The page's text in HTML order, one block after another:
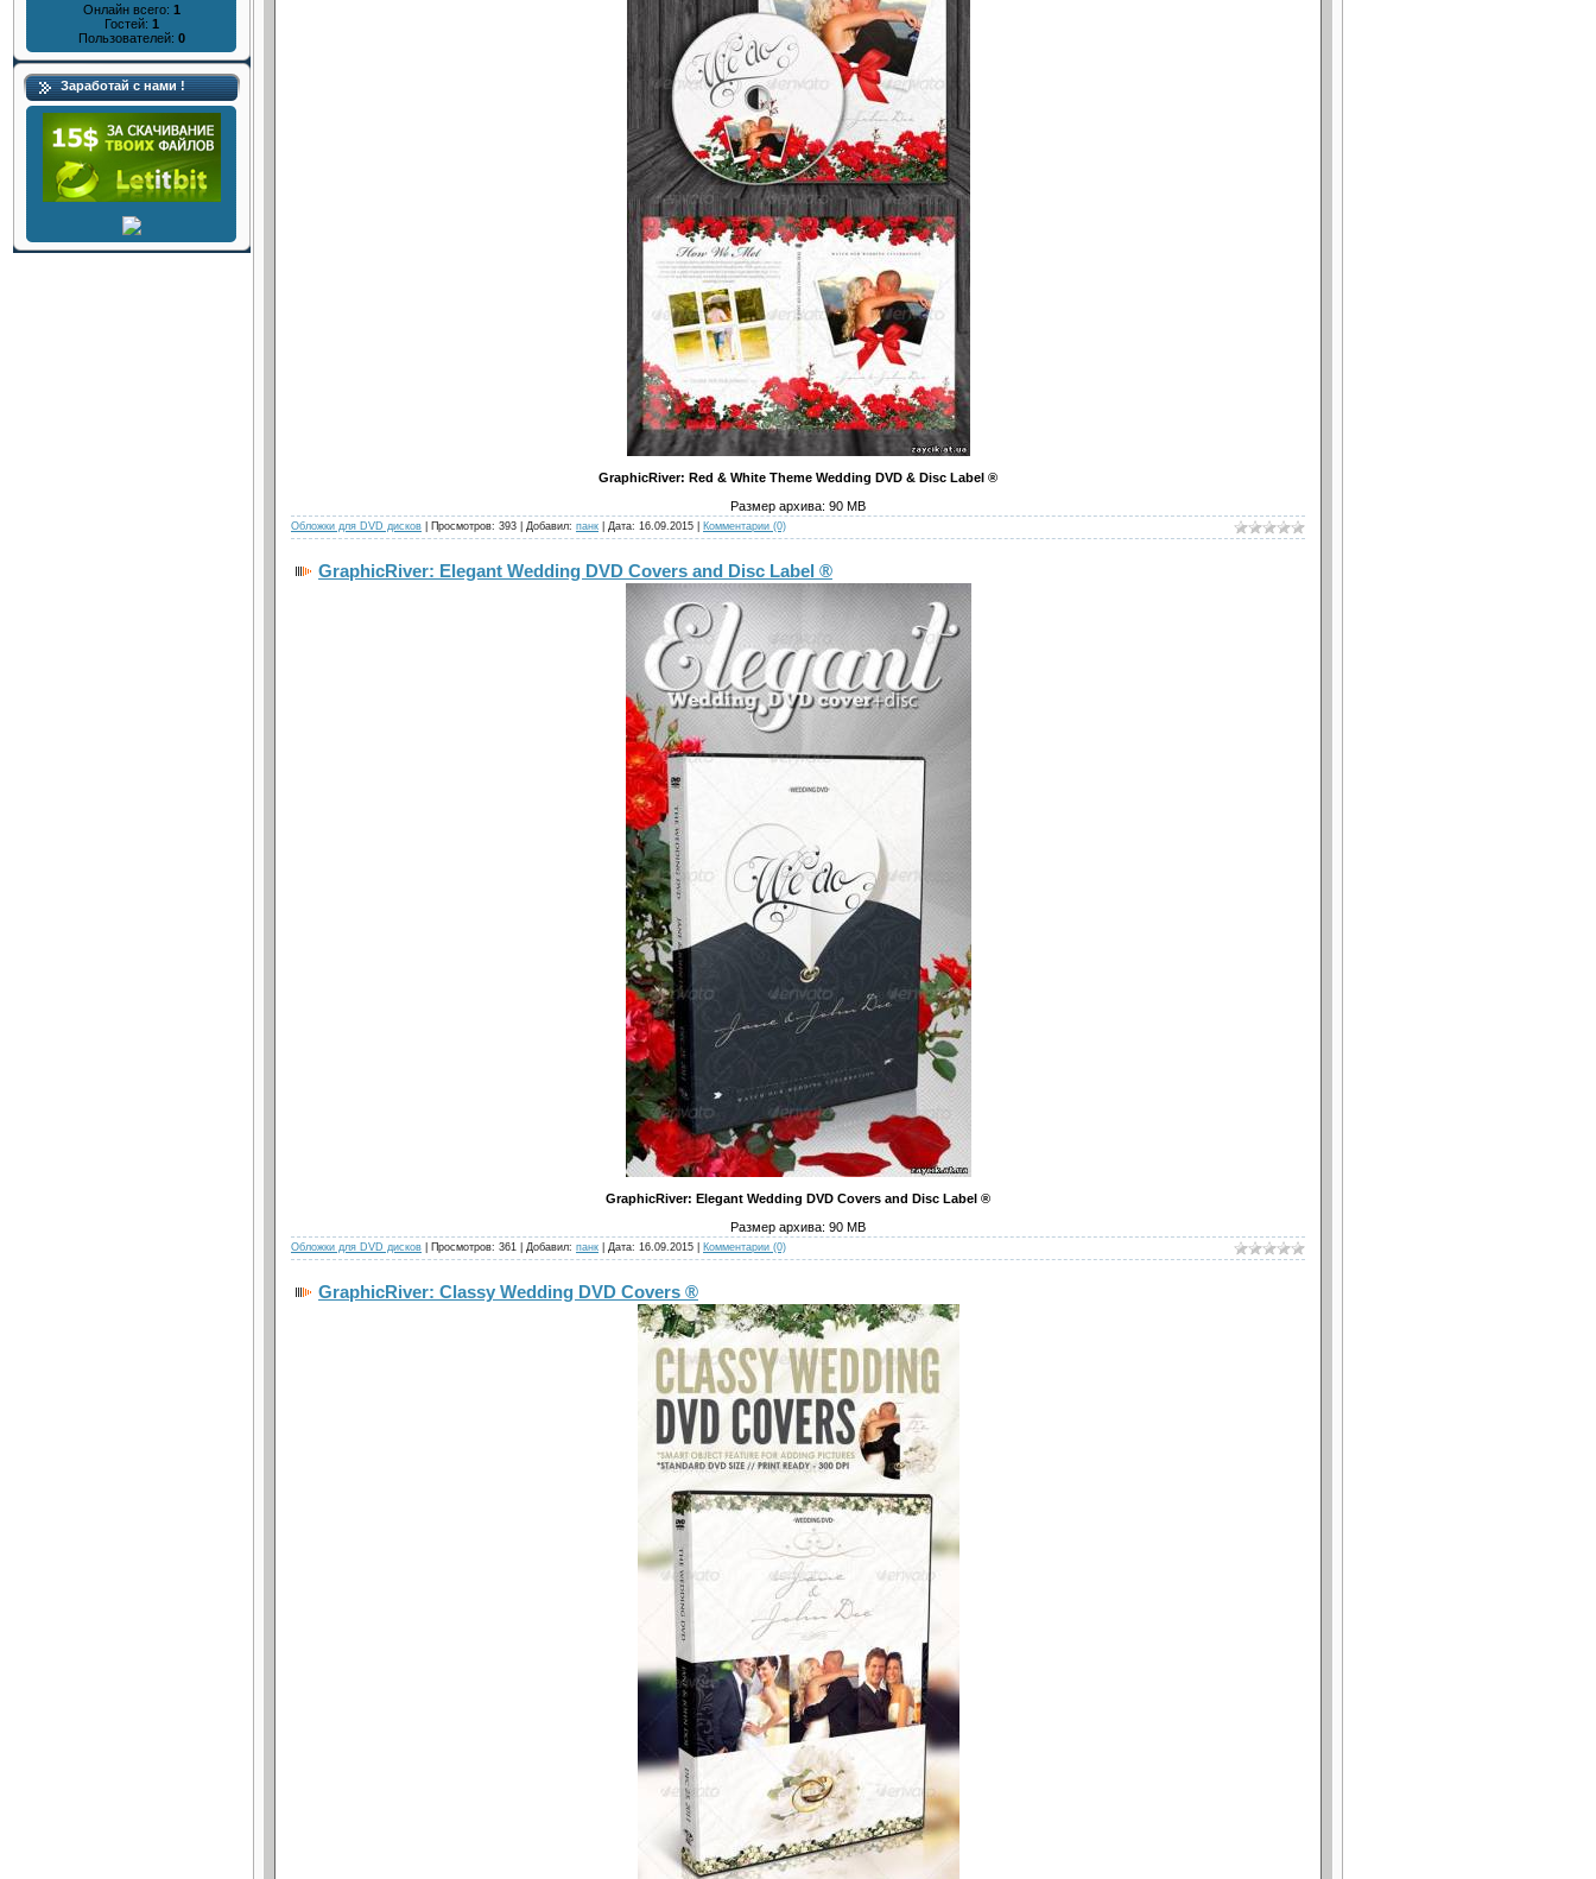
Онлайн всего: 1
Гостей: 1
Пользователей: 0
Заработай с нами !
GraphicRiver: Red & White Theme Wedding DVD & Disc Label ®
Размер архива: 90 MB
Обложки для DVD дисков | Просмотров: 393 | Добавил: панк | Дата: 16.09.2015 Комментарии (0)
GraphicRiver: Elegant Wedding DVD Covers and Disc Label ®
GraphicRiver: Elegant Wedding DVD Covers and Disc Label ®
Размер архива: 90 MB
Обложки для DVD дисков | Просмотров: 361 | Добавил: панк | Дата: 16.09.2015 Комментарии (0)
GraphicRiver: Classy Wedding DVD Covers ®